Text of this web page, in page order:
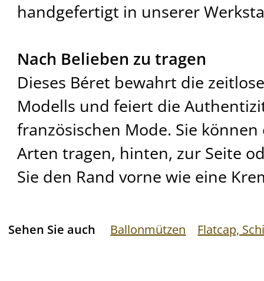
handgefertigt in unserer
Nach Belieben zu tragen
Dieses Béret bewahrt die
Modells und feiert die
französischen Mode. Sie
Arten tragen, hinten, zur Seite
Sie den Rand vorne wie eine
Sehen Sie auch Ballonmützen Flatcap,